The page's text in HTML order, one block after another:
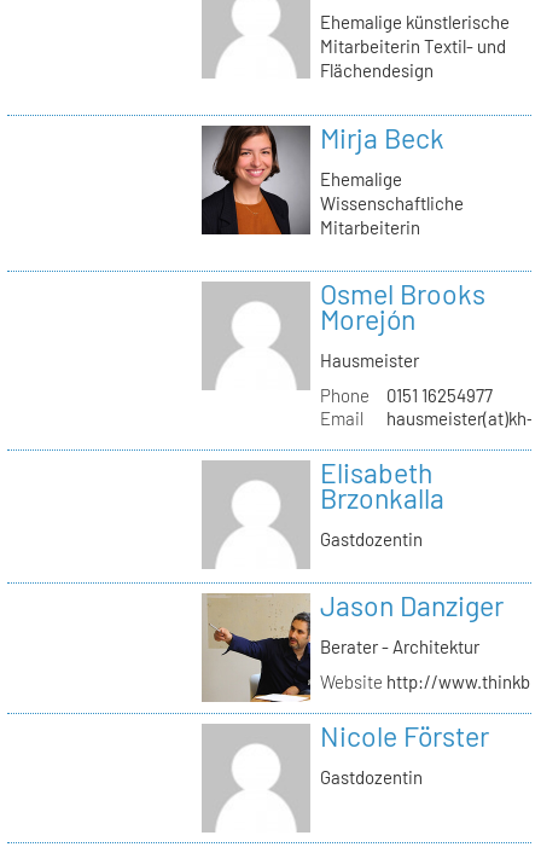
Ehemalige künstlerische
Mitarbeiterin Textil- und
Flächendesign
Mirja Beck
Ehemalige
Wissenschaftliche
Mitarbeiterin
Osmel Brooks
Morejón
Hausmeister
Phone
0151 16254977
Email
hausmeister(at)kh-
Elisabeth
Brzonkalla
Gastdozentin
Jason Danziger
Berater - Architektur
Website http://
Nicole Förster
Gastdozentin